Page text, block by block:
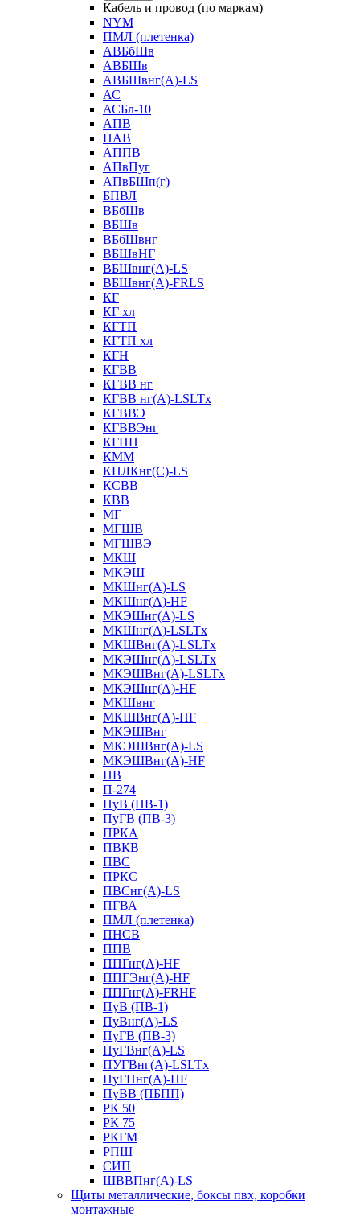
Кабель и провод (по маркам)
NYM
ПМЛ (плетенка)
АВБбШв
АВБШв
АВБШвнг(А)-LS
АС
АСБл-10
АПВ
ПАВ
АППВ
АПвПуг
АПвБШп(г)
БПВЛ
ВБбШв
ВБШв
ВБбШвнг
ВБШвНГ
ВБШвнг(А)-LS
ВБШвнг(А)-FRLS
КГ
КГ хл
КГТП
КГТП хл
КГН
КГВВ
КГВВ нг
КГВВ нг(А)-LSLTx
КГВВЭ
КГВВЭнг
КГПП
КММ
КПЛКнг(C)-LS
КСВВ
КВВ
МГ
МГШВ
МГШВЭ
МКШ
МКЭШ
МКШнг(А)-LS
МКШнг(А)-HF
МКЭШнг(А)-LS
МКШнг(А)-LSLTx
МКШВнг(A)-LSLTx
МКЭШнг(А)-LSLTx
МКЭШВнг(A)-LSLTx
МКЭШнг(А)-HF
МКШвнг
МКШВнг(А)-HF
МКЭШВнг
МКЭШВнг(А)-LS
МКЭШВнг(А)-HF
НВ
П-274
ПуВ (ПВ-1)
ПуГВ (ПВ-3)
ПРКА
ПВКВ
ПВС
ПРКС
ПВСнг(А)-LS
ПГВА
ПМЛ (плетенка)
ПНСВ
ППВ
ППГнг(А)-HF
ППГЭнг(А)-HF
ППГнг(А)-FRHF
ПуВ (ПВ-1)
ПуВнг(А)-LS
ПуГВ (ПВ-3)
ПуГВнг(А)-LS
ПУГВнг(А)-LSLTx
ПуГПнг(А)-HF
ПуВВ (ПБПП)
РК 50
РК 75
РКГМ
РПШ
СИП
ШВВПнг(А)-LS
Щиты металлические, боксы пвх, коробки
монтажные